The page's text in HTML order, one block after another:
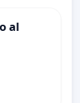
al